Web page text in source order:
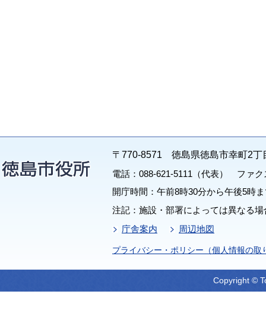
〒770-8571 徳島県徳島市幸町2丁
電話：088-621-5111（代表） ファク
開庁時間：午前8時30分から午後5時
注記：施設・部署によっては異なる
庁舎案内
周辺地図
プライバシー・ポリシー（個人情報の取
Copyright ©